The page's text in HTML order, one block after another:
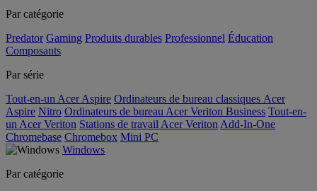
Par catégorie
Predator Gaming Produits durables Professionnel Éducation
Composants
Par série
Tout-en-un Acer Aspire Ordinateurs de bureau classiques Acer
Aspire Nitro Ordinateurs de bureau Acer Veriton Business Tout-en-
un Acer Veriton Stations de travail Acer Veriton Add-In-One
Chromebase Chromebox Mini PC
Windows
Par catégorie